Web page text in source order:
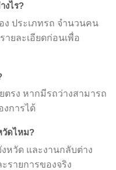
งไร?
ประเภทรถ จำนวนคน
ายละเอียดก่อนเพื่อ
รง หากมีรถว่างสามารถ
การได้
วัดไหม?
หวัด และงานกลับต่าง
รายการของจริง